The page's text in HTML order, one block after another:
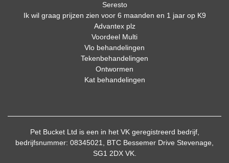
Seresto
Ik wil graag prijzen zien voor 6 maanden en 1 jaar op K9
Advantex plz
Voordeel Multi
Vlo behandelingen
Tekenbehandelingen
Ontwormen
Kat behandelingen
Pet Bucket Ltd is een in het VK geregistreerd bedrijf,
bedrijfsnummer: 08345021, BTC Bessemer Drive Stevenage,
SG1 2DX VK.